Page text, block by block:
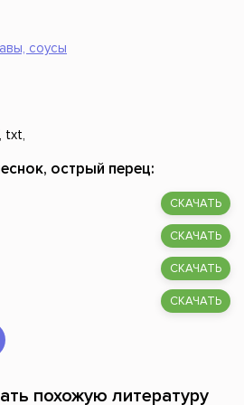
соусы
txt,
острый перец:
СКАЧАТЬ
СКАЧАТЬ
СКАЧАТЬ
СКАЧАТЬ
похожую литературу